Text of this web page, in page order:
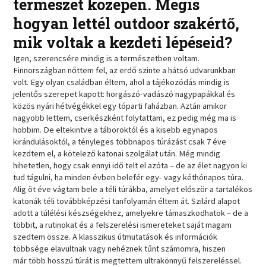
természet közepén. Mégis
hogyan lettél outdoor szakértő,
mik voltak a kezdeti lépéseid?
Igen, szerencsére mindig is a természetben voltam.
Finnországban nőttem fel, az erdő szinte a hátsó udvarunkban
volt. Egy olyan családban éltem, ahol a tájékozódás mindig is
jelentős szerepet kapott: horgászó-vadászó nagypapákkal és
közös nyári hétvégékkel egy tóparti faházban. Aztán amikor
nagyobb lettem, cserkészként folytattam, ez pedig még ma is
hobbim. De eltekintve a táboroktól és a kisebb egynapos
kirándulásoktól, a tényleges többnapos túrázást csak 7 éve
kezdtem el, a kötelező katonai szolgálat után. Még mindig
hihetetlen, hogy csak ennyi idő telt el azóta – de az élet nagyon ki
tud tágulni, ha minden évben belefér egy- vagy kéthónapos túra.
Alig öt éve vágtam bele a téli túrákba, amelyet először a tartalékos
katonák téli továbbképzési tanfolyamán éltem át. Szilárd alapot
adott a túlélési készségekhez, amelyekre támaszkodhatok – de a
többit, a rutinokat és a felszerelési ismereteket saját magam
szedtem össze. A klasszikus útmutatások és információk
többsége elavultnak vagy nehéznek tűnt számomra, hiszen
már több hosszú túrát is megtettem ultrakönnyű felszereléssel.